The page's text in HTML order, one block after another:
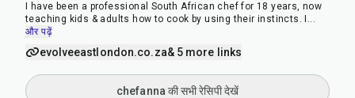
I have been a professional South African chef for 18 years, now
teaching kids & adults how to cook by using their instincts. I ...
और पढ़ें
evolveeastlondon.co.za& 5 more links
chefanna की सभी रेसिपी देखें